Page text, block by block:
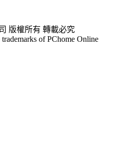
版權所有 轉載必究
of PChome Online